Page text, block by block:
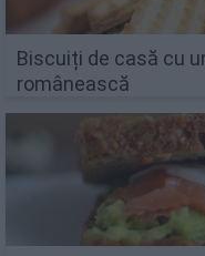
Biscuiți de casă cu
românească